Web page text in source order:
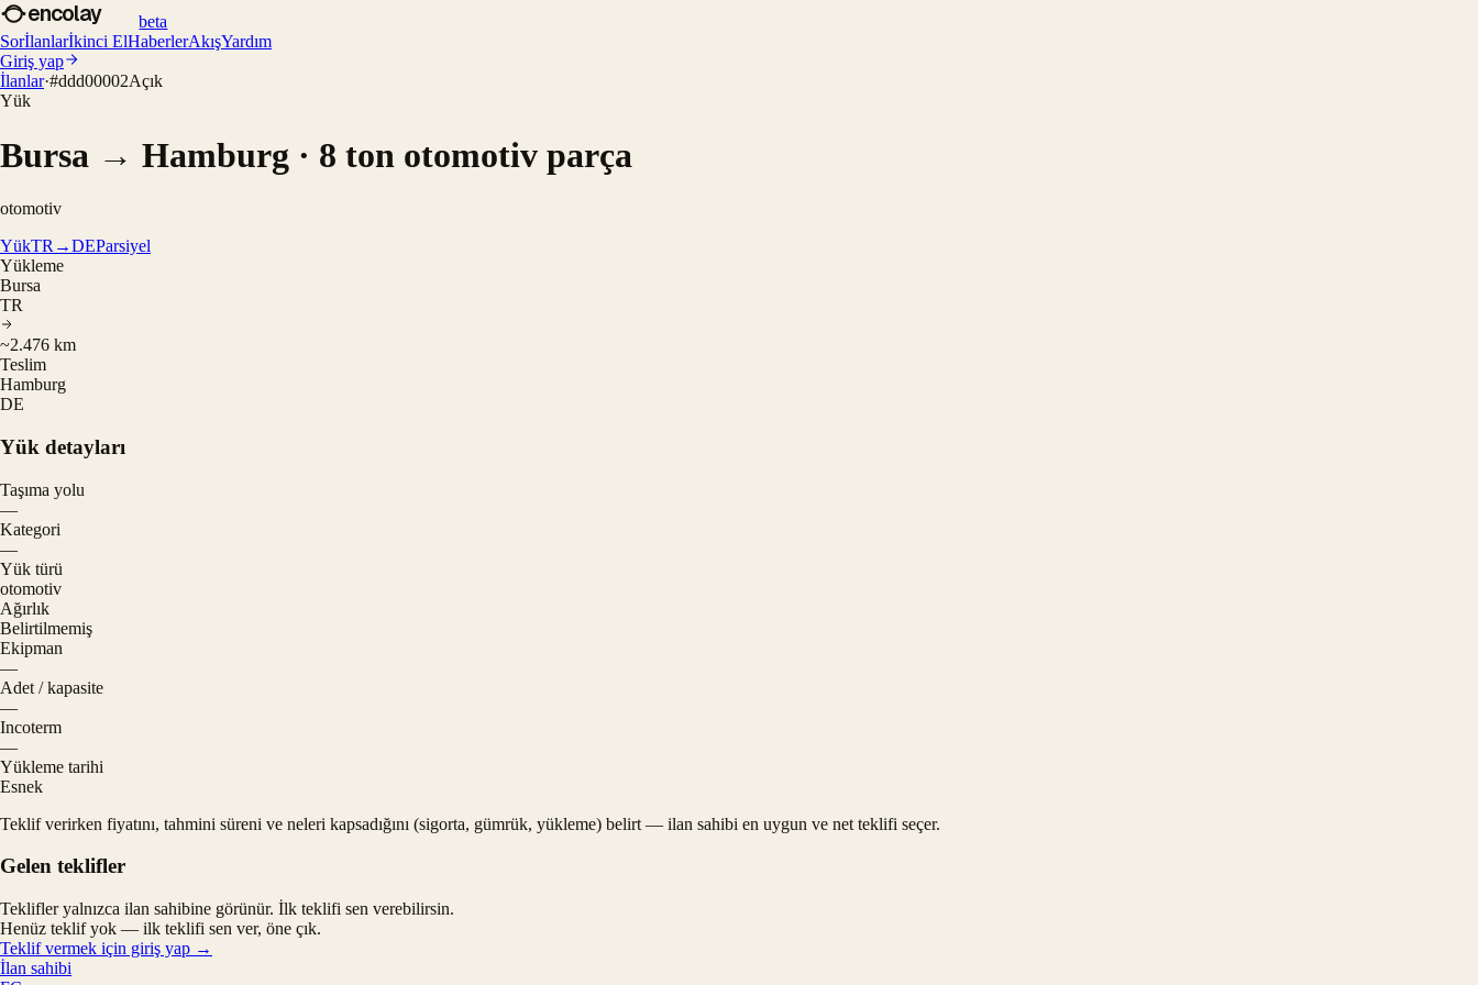
encolay
beta
Sorİlanlarİkinci ElHaberlerAkışYardım
Giriş yap
İlanlar·#ddd00002Açık
Yük
Bursa → Hamburg · 8 ton otomotiv parça
otomotiv
YükTR→DEParsiyel
Yükleme
Bursa
TR
~2.476 km
Teslim
Hamburg
DE
Yük detayları
Taşıma yolu
—
Kategori
—
Yük türü
otomotiv
Ağırlık
Belirtilmemiş
Ekipman
—
Adet / kapasite
—
Incoterm
—
Yükleme tarihi
Esnek
Teklif verirken fiyatını, tahmini süreni ve neleri kapsadığını (sigorta, gümrük, yükleme) belirt — ilan sahibi en uygun ve net teklifi seçer.
Gelen teklifler
Teklifler yalnızca ilan sahibine görünür. İlk teklifi sen verebilirsin.
Henüz teklif yok — ilk teklifi sen ver, öne çık.
Teklif vermek için giriş yap →
İlan sahibi